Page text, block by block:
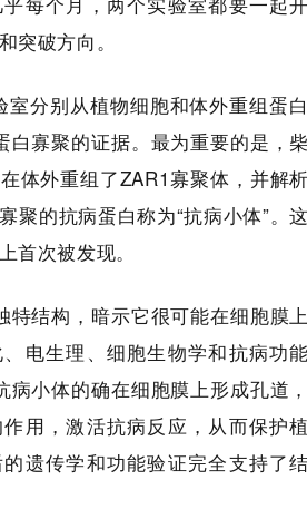
突破方向。
分别从植物细胞和体外重组蛋
白寡聚的证据。最为重要的是，
体外重组了ZAR1寡聚体，并解
聚的抗病蛋白称为“抗病小体”。
首次被发现。
特结构，暗示它很可能在细胞膜
电生理、细胞生物学和抗病功
病小体的确在细胞膜上形成孔道
用，激活抗病反应，从而保护
遗传学和功能验证完全支持了